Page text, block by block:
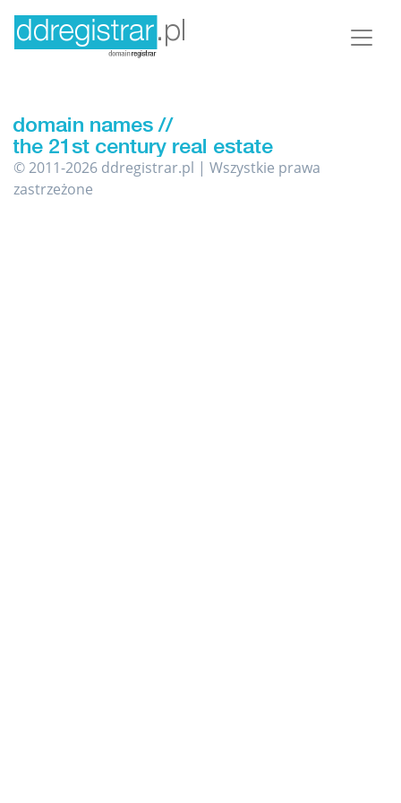
© 2011-2026 ddregistrar.pl | Wszystkie prawa
zastrzeżone